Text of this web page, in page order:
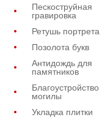
Пескоструйная
гравировка
Ретушь портрета
Позолота букв
Антидождь для
памятников
Благоустройство
могилы
Укладка плитки